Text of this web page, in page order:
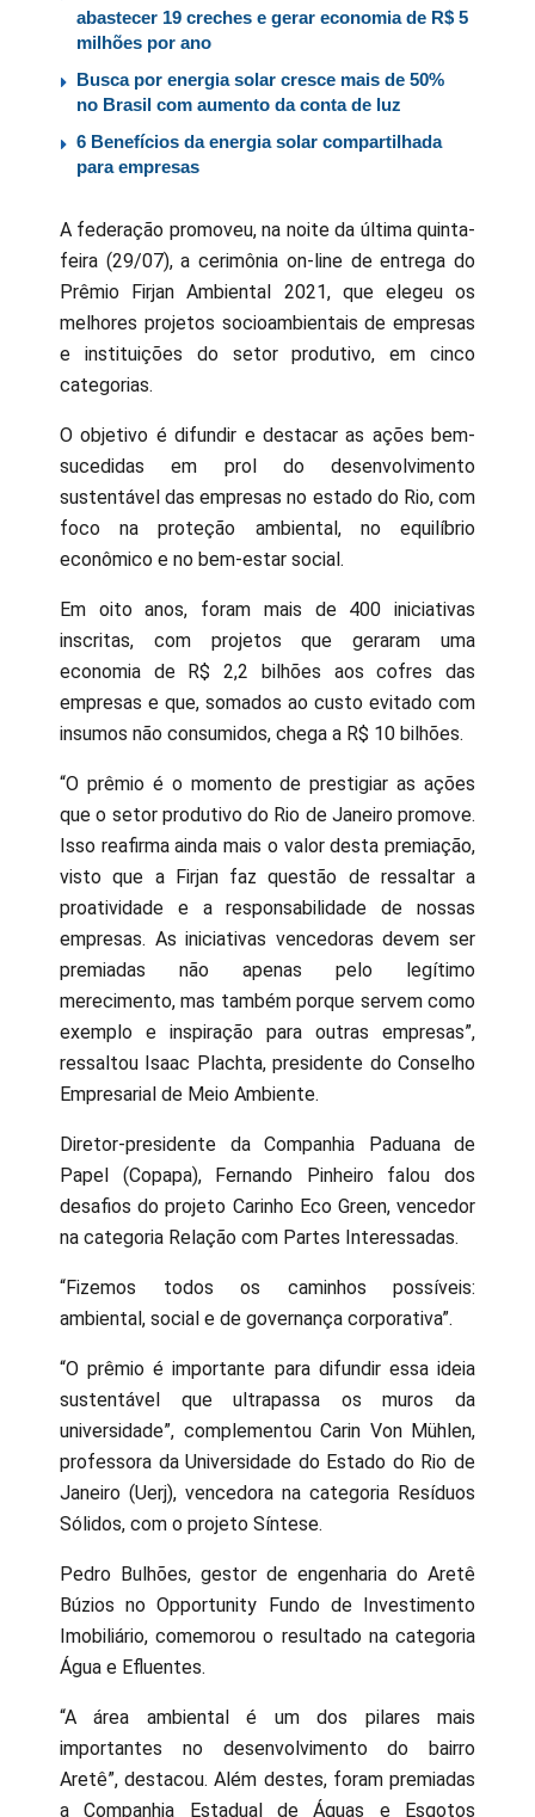
abastecer 19 creches e gerar economia de R$ 5
milhões por ano
Busca por energia solar cresce mais de 50%
no Brasil com aumento da conta de luz
6 Benefícios da energia solar compartilhada
para empresas
A federação promoveu, na noite da última quinta-
feira (29/07), a cerimônia on-line de entrega do
Prêmio Firjan Ambiental 2021, que elegeu os
melhores projetos socioambientais de empresas
e instituições do setor produtivo, em cinco
categorias.
O objetivo é difundir e destacar as ações bem-
sucedidas em prol do desenvolvimento
sustentável das empresas no estado do Rio, com
foco na proteção ambiental, no equilíbrio
econômico e no bem-estar social.
Em oito anos, foram mais de 400 iniciativas
inscritas, com projetos que geraram uma
economia de R$ 2,2 bilhões aos cofres das
empresas e que, somados ao custo evitado com
insumos não consumidos, chega a R$ 10 bilhões.
“O prêmio é o momento de prestigiar as ações
que o setor produtivo do Rio de Janeiro promove.
Isso reafirma ainda mais o valor desta premiação,
visto que a Firjan faz questão de ressaltar a
proatividade e a responsabilidade de nossas
empresas. As iniciativas vencedoras devem ser
premiadas não apenas pelo legítimo
merecimento, mas também porque servem como
exemplo e inspiração para outras empresas”,
ressaltou Isaac Plachta, presidente do Conselho
Empresarial de Meio Ambiente.
Diretor-presidente da Companhia Paduana de
Papel (Copapa), Fernando Pinheiro falou dos
desafios do projeto Carinho Eco Green, vencedor
na categoria Relação com Partes Interessadas.
“Fizemos todos os caminhos possíveis:
ambiental, social e de governança corporativa”.
“O prêmio é importante para difundir essa ideia
sustentável que ultrapassa os muros da
universidade”, complementou Carin Von Mühlen,
professora da Universidade do Estado do Rio de
Janeiro (Uerj), vencedora na categoria Resíduos
Sólidos, com o projeto Síntese.
Pedro Bulhões, gestor de engenharia do Aretê
Búzios no Opportunity Fundo de Investimento
Imobiliário, comemorou o resultado na categoria
Água e Efluentes.
“A área ambiental é um dos pilares mais
importantes no desenvolvimento do bairro
Aretê”, destacou. Além destes, foram premiadas
a Companhia Estadual de Águas e Esgotos